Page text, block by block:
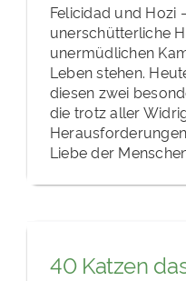
Felicidad und Hozi
unerschütterliche
unermüdlichen
Leben stehen.
diesen zwei
die trotz aller
Liebe der
40 Katzen